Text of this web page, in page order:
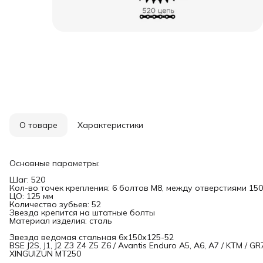
О товаре Характеристики
Основные параметры:
Шаг: 520
Кол-во точек крепления: 6 болтов М8, между отверстиями
ЦО: 125 мм
Количество зубьев: 52
Звезда крепится на штатные болты
Материал изделия: сталь
Звезда ведомая стальная 6х150х125-52
BSE J2S, J1, J2 Z3 Z4 Z5 Z6 / Avantis Enduro A5, A6, A7 / KTM /
XINGUIZUN MT250